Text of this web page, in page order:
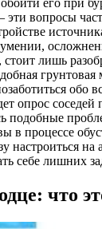
его при
эти вопросы
лишь
грунтовая
обо
опрос соседей
подобные
в процессе
настроиться
себе лишних
что